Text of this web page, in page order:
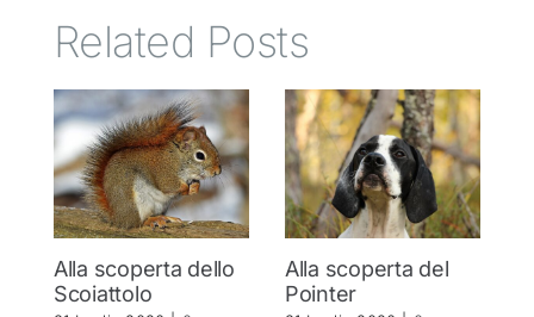
Related Posts
Alla scoperta dello
Scoiattolo
Alla scoperta del
Pointer